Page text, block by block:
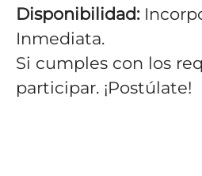
Disponibilidad:
Inmediata.
Si cumples con los
participar. ¡Postúlate!